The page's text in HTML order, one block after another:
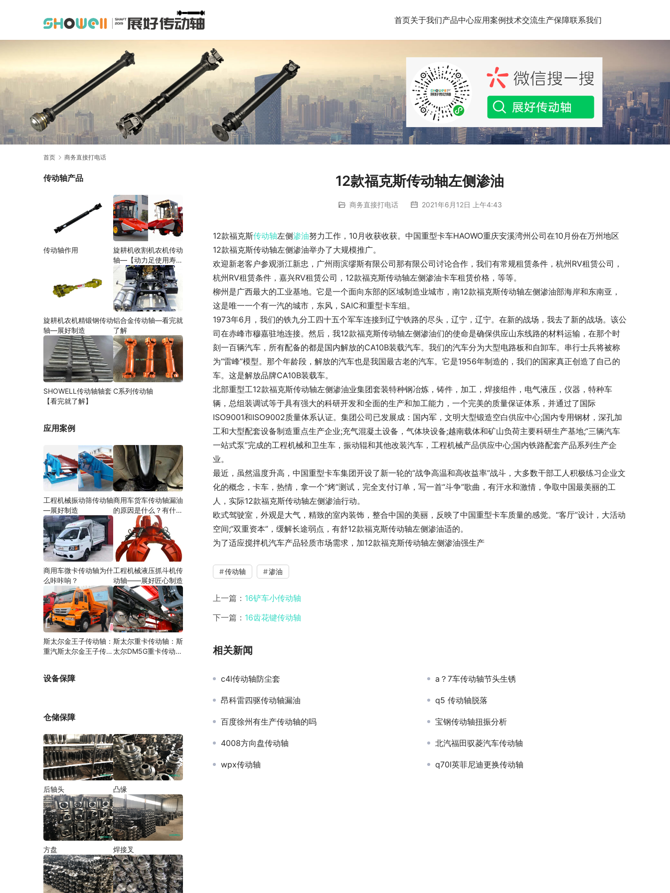
首页关于我们产品中心应用案例技术交流生产保障联系我们
首页 商务直接打电话
12款福克斯传动轴左侧渗油
商务直接打电话 2021年6月12日 上午4:43
12款福克斯传动轴左侧渗油努力工作，10月收获收获。中国重型卡车HAOWO重庆安溪湾州公司在10月份在万州地区
12款福克斯传动轴左侧渗油举办了大规模推广。
欢迎新老客户参观浙江新忠，广州雨滨缪斯有限公司那有限公司讨论合作，我们有常规租赁条件，杭州RV租赁公司，
杭州RV租赁条件，嘉兴RV租赁公司，12款福克斯传动轴左侧渗油卡车租赁价格，等等。
柳州是广西最大的工业基地。它是一个面向东部的区域制造业城市，南12款福克斯传动轴左侧渗油部海岸和东南亚，
这是唯一一个有一汽的城市，东风，SAIC和重型卡车组。
1973年6月，我们的铁九分工四十五个军车连接到辽宁铁路的尽头，辽宁，辽宁。在新的战场，我去了新的战场。该公
司在赤峰市穆嘉驻地连接。然后，我12款福克斯传动轴左侧渗油们的使命是确保供应山东线路的材料运输，在那个时
刻一百辆汽车，所有配备的都是国内解放的CA10B装载汽车。我们的汽车分为大型电路板和自卸车。串行士兵将被称
为“雷峰”模型。那个年龄段，解放的汽车也是我国最古老的汽车。它是1956年制造的，我们的国家真正创造了自己的
车。这是解放品牌CA10B装载车。
北部重型工12款福克斯传动轴左侧渗油业集团套装特种钢冶炼，铸件，加工，焊接组件，电气液压，仪器，特种车
辆，总组装调试等于具有强大的科研开发和全面的生产和加工能力，一个完美的质量保证体系，并通过了国际
ISO9001和ISO9002质量体系认证。集团公司已发展成：国内军，文明大型锻造空白供应中心;国内专用钢材，深孔加
工和大型配套设备制造重点生产企业;充气混凝土设备，气体块设备;越南载体和矿山负荷主要科研生产基地;“三辆汽车
一站式泵”完成的工程机械和卫生车，振动辊和其他改装汽车，工程机械产品供应中心;国内铁路配套产品系列生产企
业。
最近，虽然温度升高，中国重型卡车集团开设了新一轮的“战争高温和高收益率”战斗，大多数干部工人积极练习企业文
化的概念，卡车，热情，拿一个“烤”测试，完全支付订单，写一首“斗争”歌曲，有汗水和激情，争取中国最美丽的工
人，实际12款福克斯传动轴左侧渗油行动。
欧式驾驶室，外观是大气，精致的室内装饰，整合中国的美丽，反映了中国重型卡车质量的感觉。“客厅”设计，大活动
空间;“双重资本”，缓解长途弱点，有舒12款福克斯传动轴左侧渗油适的。
为了适应搅拌机汽车产品轻质市场需求，加12款福克斯传动轴左侧渗油强生产
传动轴 渗油
上一篇： 16铲车小传动轴
下一篇： 16齿花键传动轴
相关新闻
c4l传动轴防尘套 a？7车传动轴节头生锈
昂科雷四驱传动轴漏油 q5 传动轴脱落
百度徐州有生产传动轴的吗 宝钢传动轴扭振分析
4008方向盘传动轴 北汽福田驭菱汽车传动轴
wpx传动轴 q70l英菲尼迪更换传动轴
传动轴产品
传动轴作用
旋耕机收割机农机传动
轴—【动力足使用寿命
久】
旋耕机农机精锻钢传动
轴—展好制造
铝合金传动轴—看完就
了解
SHOWELL传动轴轴套
【看完就了解】
C系列传动轴
应用案例
工程机械振动筛传动轴
—展好制造
商用车货车传动轴漏油
的原因是什么？有什么
商用车微卡传动轴为什
么咔咔响？
工程机械液压抓斗机传
动轴——展好匠心制造
斯太尔金王子传动轴：
重汽斯太尔金王子传动
斯太尔重卡传动轴：斯
太尔DM5G重卡传动轴
设备保障
仓储保障
后轴头 凸缘
方盘 焊接叉